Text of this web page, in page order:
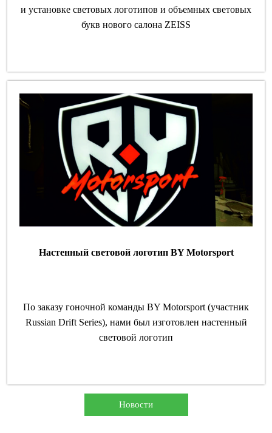
и установке световых логотипов и объемных световых
букв нового салона ZEISS
Настенный световой логотип BY Motorsport
По заказу гоночной команды BY Motorsport (участник
Russian Drift Series), нами был изготовлен настенный
световой логотип
Новости